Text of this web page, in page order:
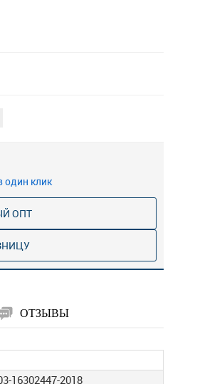
один клик
ОПТ
ОТЗЫВЫ
16302447-2018